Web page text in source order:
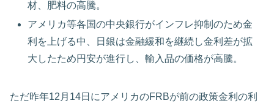
材、肥料の高騰。
アメリカ等各国の中央銀行がインフレ抑制のため金
利を上げる中、日銀は金融緩和を継続し金利差が拡
大したため円安が進行し、輸入品の価格が高騰。
ただ昨年12月14日にアメリカのFRBが前の政策金利の利